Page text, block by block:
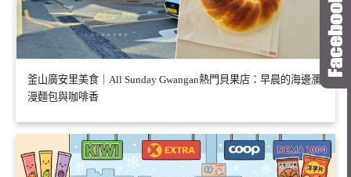
釜山廣安里美食｜All Sunday Gwangan熱門貝果店：早晨的海邊瀰
漫麵包與咖啡香